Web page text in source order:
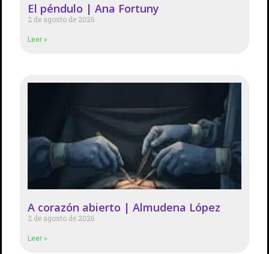
El péndulo | Ana Fortuny
2 de agosto de 2026
Leer »
A corazón abierto | Almudena López
2 de agosto de 2026
Leer »